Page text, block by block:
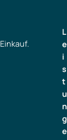
L
e
i
s
t
u
n
g
e